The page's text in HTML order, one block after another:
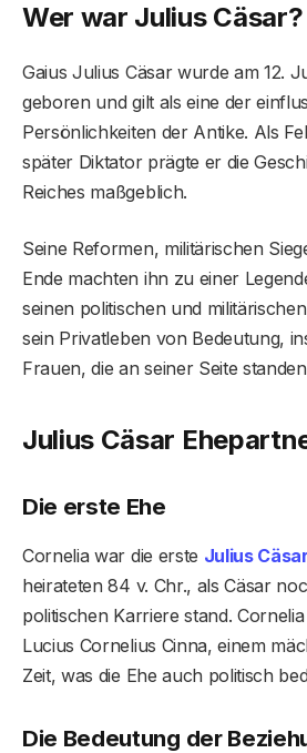
Wer war Julius Cäsar?
Gaius Julius Cäsar wurde am 12.
geboren und gilt als eine der
Persönlichkeiten der Antike. Als
später Diktator prägte er die
Reiches maßgeblich.
Seine Reformen, militärischen
Ende machten ihn zu einer
seinen politischen und
sein Privatleben von Bedeutung,
Frauen, die an seiner Seite
Julius Cäsar
Die erste Ehe
Cornelia war die erste Julius
heirateten 84 v. Chr., als Cäsar
politischen Karriere stand.
Lucius Cornelius Cinna, einem
Zeit, was die Ehe auch politisch
Die Bedeutung der